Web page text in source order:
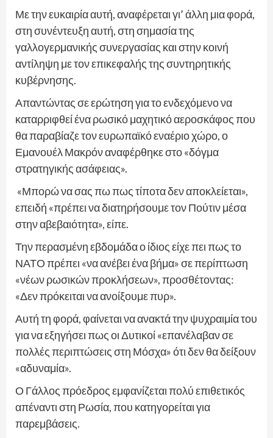
Με την ευκαιρία αυτή, αναφέρεται γι’ άλλη μια φορά,
στη συνέντευξη αυτή, στη σημασία της
γαλλογερμανικής συνεργασίας και στην κοινή
αντίληψη με τον επικεφαλής της συντηρητικής
κυβέρνησης.
Απαντώντας σε ερώτηση για το ενδεχόμενο να
καταρριφθεί ένα ρωσικό μαχητικό αεροσκάφος που
θα παραβίαζε τον ευρωπαϊκό εναέριο χώρο, ο
Εμανουέλ Μακρόν αναφέρθηκε στο «δόγμα
στρατηγικής ασάφειας».
«Μπορώ να σας πω πως τίποτα δεν αποκλείεται»,
επειδή «πρέπει να διατηρήσουμε τον Πούτιν μέσα
στην αβεβαιότητα», είπε.
Την περασμένη εβδομάδα ο ίδιος είχε πει πως το
ΝΑΤΟ πρέπει «να ανέβει ένα βήμα» σε περίπτωση
«νέων ρωσικών προκλήσεων», προσθέτοντας:
«Δεν πρόκειται να ανοίξουμε πυρ».
Αυτή τη φορά, φαίνεται να ανακτά την ψυχραιμία του
για να εξηγήσει πως οι Δυτικοί «επανέλαβαν σε
πολλές περιπτώσεις στη Μόσχα» ότι δεν θα δείξουν
«αδυναμία».
Ο Γάλλος πρόεδρος εμφανίζεται πολύ επιθετικός
απέναντι στη Ρωσία, που κατηγορείται για
παρεμβάσεις.